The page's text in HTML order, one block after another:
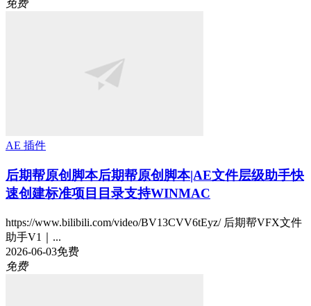
免费
AE 插件
后期帮原创脚本后期帮原创脚本|AE文件层级助手快
速创建标准项目目录支持WINMAC
https://www.bilibili.com/video/BV13CVV6tEyz/ 后期帮VFX文件
助手V1｜...
2026-06-03免费
免费